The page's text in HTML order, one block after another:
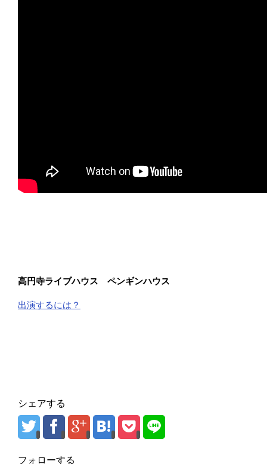
高円寺ライブハウス ペンギンハウス
出演するには？
シェアする
フォローする